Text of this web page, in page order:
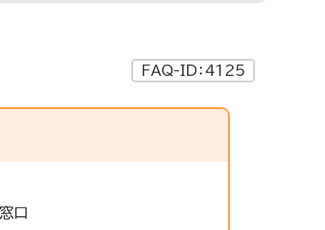
FAQ-ID：4125
口